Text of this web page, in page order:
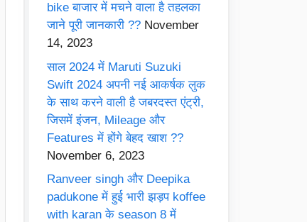
bike बाजार में मचने वाला है तहलका
जाने पूरी जानकारी ?? November
14, 2023
साल 2024 में Maruti Suzuki
Swift 2024 अपनी नई आकर्षक लुक
के साथ करने वाली है जबरदस्त एंट्री,
जिसमें इंजन, Mileage और
Features में होंगे बेहद खाश ??
November 6, 2023
Ranveer singh और Deepika
padukone में हुई भारी झड़प koffee
with karan के season 8 में